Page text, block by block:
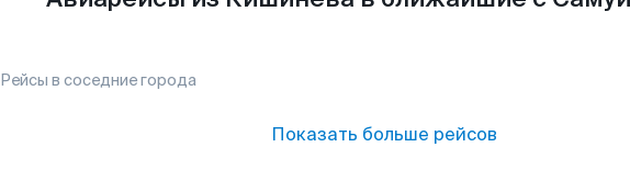
Рейсы в соседние города
Показать больше рейсов